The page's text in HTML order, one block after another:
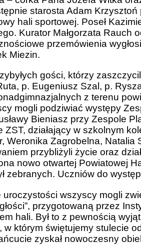
starosta Adam
hali sportowej. Poseł
Kurator Małgorzata Rauch
przemówienia
Miezin.
gości, którzy
p. Eugeniusz Szal, p.
z terenu
mogli podziwiać występy
Bieniasz przy Zespole
ZST, działający w szkolnym
Weronika Zagrobelna,
przybliżyli życie oraz
nowo otwartej Powiatowej
zebranych. Uczniów do
wszyscy mogli
przygotowaną przez
hali. Był to z pewnością
którym świętujemy stulecie
zyskał nowoczesny